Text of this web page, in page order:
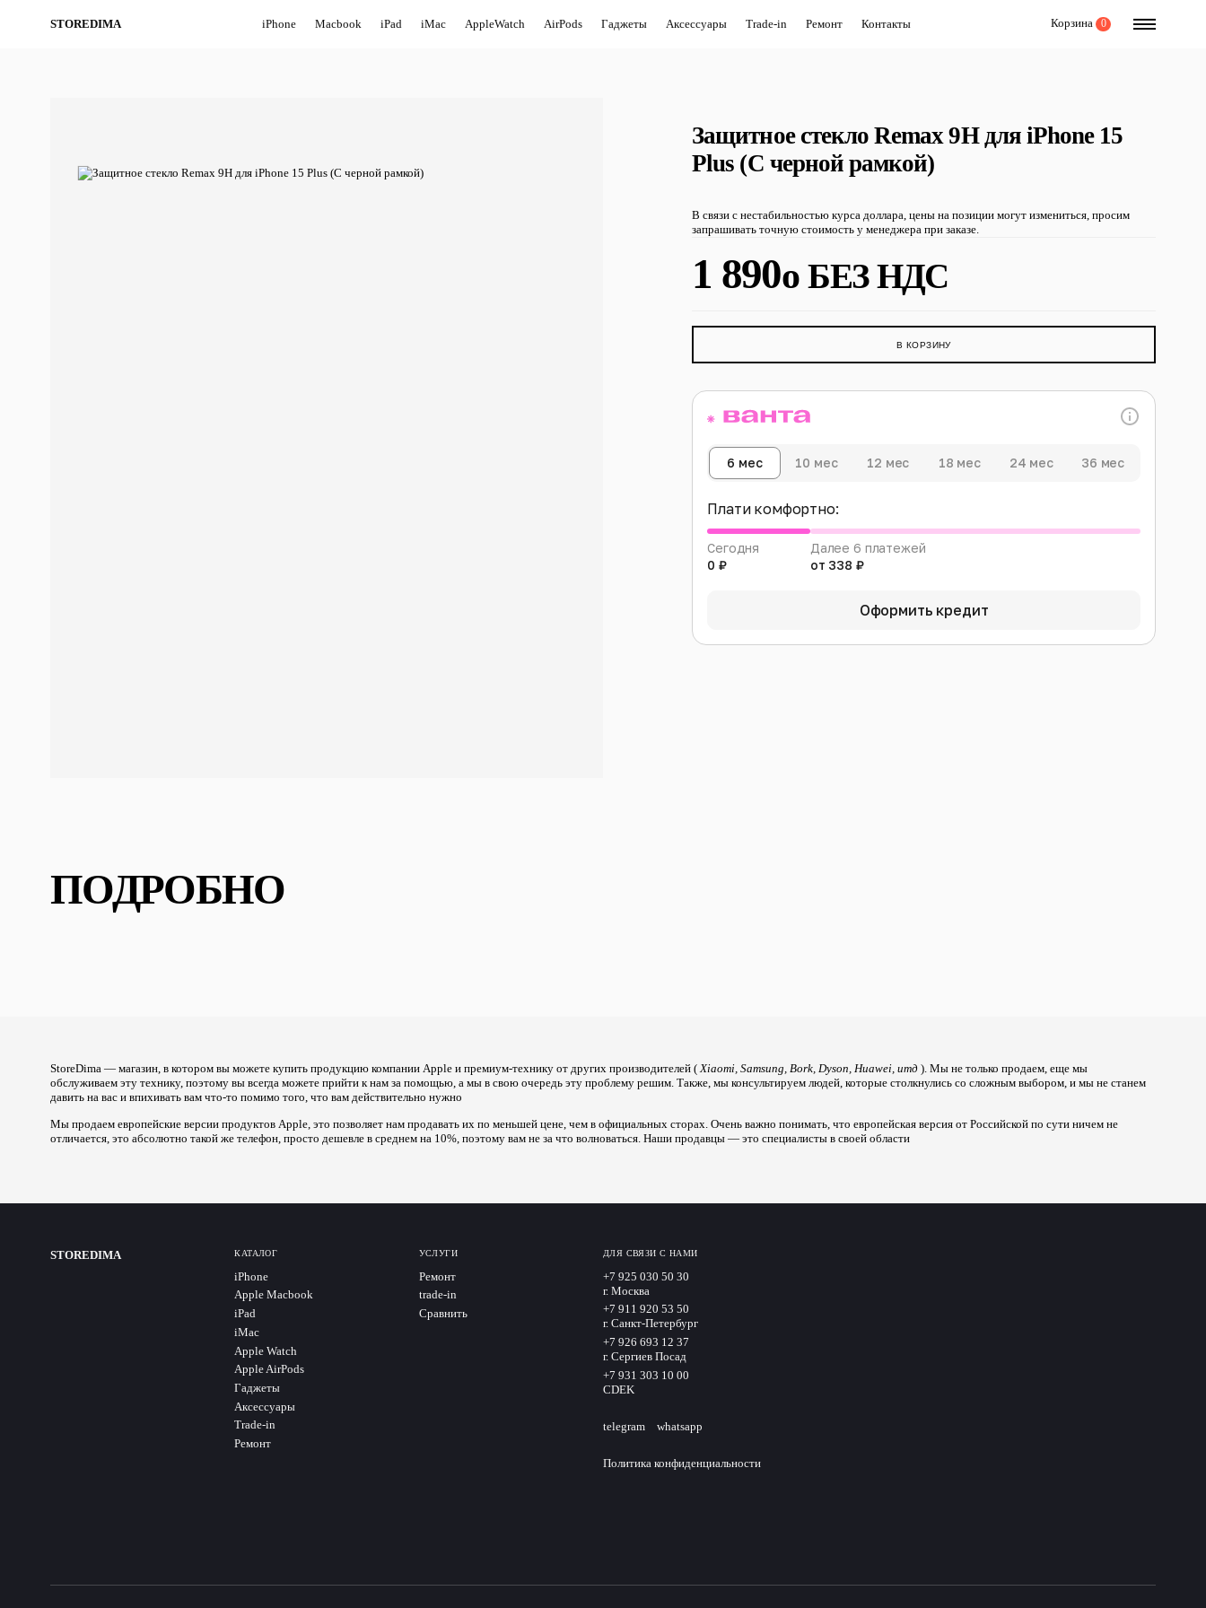
STOREDIMA iPhone Macbook iPad iMac AppleWatch AirPods Гаджеты Аксессуары Trade-in Ремонт Контакты Корзина 0
Защитное стекло Remax 9Н для iPhone 15
Plus (С черной рамкой)
В связи с нестабильностью курса доллара, цены на позиции могут измениться, просим
запрашивать точную стоимость у менеджера при заказе.
1 890o БЕЗ НДС
В КОРЗИНУ
6 мес 10 мес 12 мес 18 мес 24 мес 36 мес
Плати комфортно:
Сегодня
0 ₽
Далее 6 платежей
от 338 ₽
Оформить кредит
ПОДРОБНО
StoreDima — магазин, в котором вы можете купить продукцию компании Apple и премиум-технику от других производителей (Xiaomi, Samsung, Bork, Dyson, Huawei, итд ). Мы не только продаем, еще мы
обслуживаем эту технику, поэтому вы всегда можете прийти к нам за помощью, а мы в свою очередь эту проблему решим. Также, мы консультируем людей, которые столкнулись со сложным выбором, и мы не станем
давить на вас и впихивать вам что-то помимо того, что вам действительно нужно
Мы продаем европейские версии продуктов Apple, это позволяет нам продавать их по меньшей цене, чем в официальных сторах. Очень важно понимать, что европейская версия от Российской по сути ничем не
отличается, это абсолютно такой же телефон, просто дешевле в среднем на 10%, поэтому вам не за что волноваться. Наши продавцы — это специалисты в своей области
STOREDIMA КАТАЛОГ
iPhone
Apple Macbook
iPad
iMac
Apple Watch
Apple AirPods
Гаджеты
Аксессуары
Trade-in
Ремонт
УСЛУГИ
Ремонт
trade-in
Сравнить
ДЛЯ СВЯЗИ С НАМИ
+7 925 030 50 30
г. Москва
+7 911 920 53 50
г. Санкт-Петербург
+7 926 693 12 37
г. Сергиев Посад
+7 931 303 10 00
CDEK
telegram whatsapp
Политика конфиденциальности